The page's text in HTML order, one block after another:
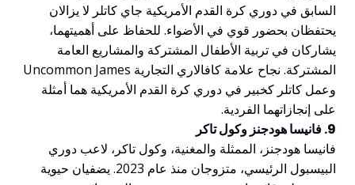
السابق في دوري كرة القدم الأمريكية جاي كاتلر لا يزالان
يحتفظان بحضور قوي في الأضواء. للحفاظ على أهميتهما،
يشاركان في تربية الأطفال المشتركة والمشاريع العامة
المشتركة. نجاح علامة كافالاري التجارية Uncommon James
وعمل كاتلر كخبير في دوري كرة القدم الأمريكية هما أمثلة
على إنجازاتهما الفردية.
9. فانيسا هودجنز وكول تاكر
فانيسا هودجنز، الممثلة والمغنية، وكول تاكر، لاعب دوري
البيسبول الرئيسي، متزوجان منذ عام 2023. يضفيان حيوية